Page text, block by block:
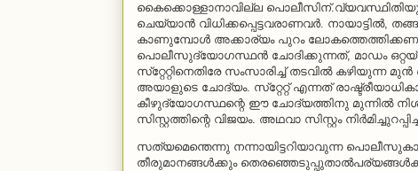
കൈക്കൊള്ളാനാവില്ല
ചെയ്യാന്‍ വിധിക്കപ്പെട്ടവരാണവര്‍.
കാണുമ്പോള്‍ അക്കാര്യം പുറം
പൊലീസുദ്യോഗസ്ഥന്‍ ചോദിക്കുന്നത്, മാഡം
സ്‌റ്റേറ്റിനെതിരേ സംസാരിച്ച് തടവില്‍
അയാളുടെ ചോദ്യം. സ്‌റ്റേറ്റ് എന്നത്
കീഴുദ്യോഗസ്ഥന്റെ ഈ ചോദ്യത്തിനു മുന്നില്‍
സിസ്റ്റത്തിന്റെ വിജയം. അഥവാ സിസ്റ്റം
സത്യമെന്തെന്നു നന്നായിട്ടറിയാവുന്ന
തീരുമാനങ്ങള്‍ക്കും